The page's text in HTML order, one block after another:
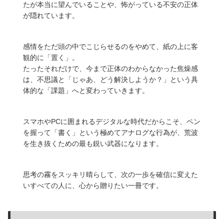
たが本当に望んでいることや、怖がっている不安の正体
が隠れています。
感情をただ頭の中でこじらせるのをやめて、紙の上に客
観的に「置く」。
たったそれだけで、今まで正体のわからなかった焦燥感
は、不思議と「じゃあ、どう解決しようか？」という具
体的な「課題」へと変わっていきます。
スマホやPCに囲まれるデジタルな時代だからこそ、ペン
を握って「書く」という極めてアナログな行為が、荒波
を生き抜くための最も鋭い武器になります。
思考の霧をスッキリ晴らして、次の一歩を確信に変えた
いすべての人に、心から贈りたい一冊です。